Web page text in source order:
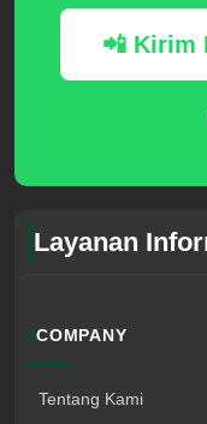
📲 Kirim
Layanan
COMPANY
Tentang Kami